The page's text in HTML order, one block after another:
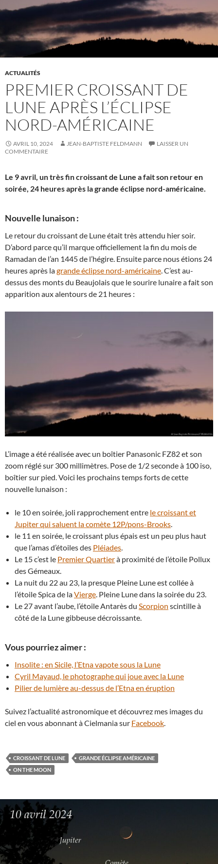
ACTUALITÉS
PREMIER CROISSANT DE
LUNE APRÈS L’ÉCLIPSE
NORD-AMÉRICAINE
AVRIL 10, 2024 JEAN-BAPTISTE FELDMANN
LAISSER UN
COMMENTAIRE
Le 9 avril, un très fin croissant de Lune a fait son retour en
soirée, 24 heures après la grande éclipse nord-américaine.
Nouvelle lunaison :
Le retour du croissant de Lune était très attendu hier soir.
D’abord parce qu’il marque officiellement la fin du mois de
Ramadan de l’an 1445 de l’hégire. Ensuite parce nous étions 24
heures après lagrande éclipse nord-américaine . C’est au-
dessus des monts du Beaujolais que le sourire lunaire a fait son
apparition aux alentours de 21 heures :
L’image a été réalisée avec un boîtier Panasonic FZ82 et son
zoom réglé sur 300 millimètres. Pose de 1/2 seconde à 100 iso,
boîtier sur pied. Voici les prochains temps forts de cette
nouvelle lunaison :
le 10 en soirée, joli rapprochement entre le croissant et
Jupiter qui saluent la comète 12P/pons-Brooks.
le 11 en soirée, le croissant plus épais est un peu plus haut
que l’amas d’étoiles des Pléiades.
Le 15 c’est le Premier Quartierà proximité de l’étoile Pollux
des Gémeaux.
La nuit du 22 au 23, la presque Pleine Lune est collée à
l’étoile Spica de laVierge. Pleine Lune dans la soirée du 23.
Le 27 avant l’aube, l’étoile Antarès du Scorpion scintille à
côté de la Lune gibbeuse décroissante.
Vous pourriez aimer :
Insolite : en Sicile, l’Etna vapote sous la Lune
Cyril Mayaud, le photographe qui joue avec la Lune
Pilier de lumière au-dessus de l’Etna en éruption
Suivez l’actualité astronomique et découvrez mes images du
ciel en vous abonnant à Cielmania sur Facebook.
CROISSANT DE LUNE
GRANDE ÉCLIPSE AMÉRICAINE
ON THE MOON